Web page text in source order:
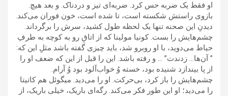
او فقط یک ضربه حس کرد. ضربه‌ای تیز و دردناک. و بعد هیچ.
بازوی راستش شکسته است، تا شده است، خون فوران می‌کند.
دیدنِ این صحنه تنها یک لحظه طول کشید، سرش را برگرداند.
چشم‌هایش را بست. کونیا مولینا که از اتاقِ رو به کوچه به طرفِ
حیاط می‌دوید، با او روبرو شد، باید چیزی گفته باشد مثلِ این که:
” آن‌ها… زدندت” … و رفته باشد. این را قبل از این که ضعف او را
از پا بیندازد شنیده بود، خسته وُ خواب‌آلود بود وُ آرام.
چشم‌هایش را باز کرد، بی‌حرکت. او را می‌دید. میگوئل هم کاتیتا
را می‌دید؛ او این طور فکر می‌کند. رگه‌ای باریک، خیلی باریک، از